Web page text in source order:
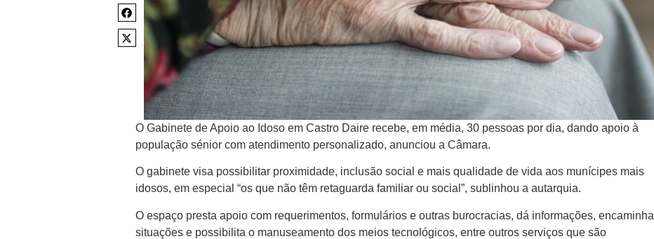
O Gabinete de Apoio ao Idoso em Castro Daire recebe, em média, 30 pessoas por dia, dando apoio à
população sénior com atendimento personalizado, anunciou a Câmara.
O gabinete visa possibilitar proximidade, inclusão social e mais qualidade de vida aos munícipes mais
idosos, em especial “os que não têm retaguarda familiar ou social”, sublinhou a autarquia.
O espaço presta apoio com requerimentos, formulários e outras burocracias, dá informações, encaminha
situações e possibilita o manuseamento dos meios tecnológicos, entre outros serviços que são